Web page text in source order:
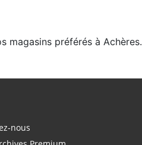
magasins préférés à Achères.
nous